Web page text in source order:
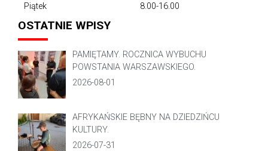
Piątek
8.00-16.00
OSTATNIE WPISY
PAMIĘTAMY. ROCZNICA WYBUCHU
POWSTANIA WARSZAWSKIEGO.
2026-08-01
AFRYKAŃSKIE BĘBNY NA DZIEDZIŃCU
KULTURY.
2026-07-31